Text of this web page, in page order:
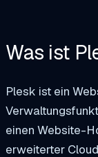
Was ist
Plesk ist ein
einen Website-
erweiterter